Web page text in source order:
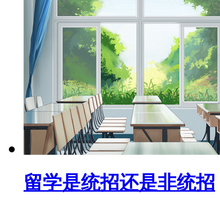
留学是统招还是非统招